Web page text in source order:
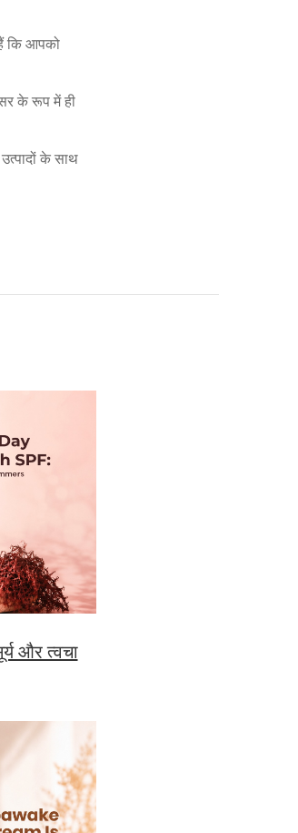
कि आपको
के रूप में ही
के साथ
और त्वचा